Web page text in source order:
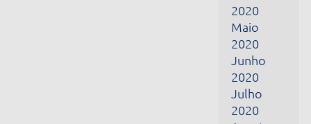
2020
Outubro
2020
Junho
2021
Julho
2021
Novembro